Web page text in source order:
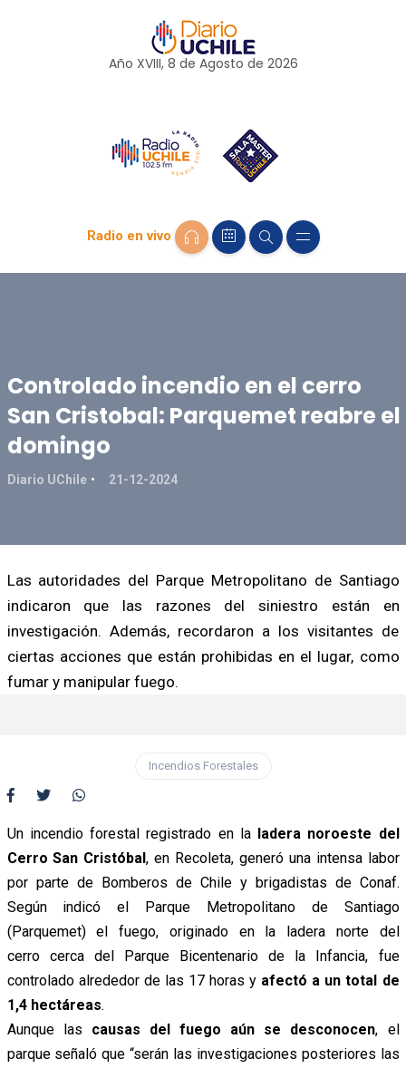
Año XVIII, 8 de Agosto de 2026
Radio en vivo
Controlado incendio en el cerro
San Cristobal: Parquemet reabre el
domingo
Diario UChile 21-12-2024
Las autoridades del Parque Metropolitano de Santiago
indicaron que las razones del siniestro están en
investigación. Además, recordaron a los visitantes de
ciertas acciones que están prohibidas en el lugar, como
fumar y manipular fuego.
Incendios Forestales
Un incendio forestal registrado en la ladera noroeste del
Cerro San Cristóbal, en Recoleta, generó una intensa labor
por parte de Bomberos de Chile y brigadistas de Conaf.
Según indicó el Parque Metropolitano de Santiago
(Parquemet) el fuego, originado en la ladera norte del
cerro cerca del Parque Bicentenario de la Infancia, fue
controlado alrededor de las 17 horas y afectó a un total de
1,4 hectáreas.
Aunque las causas del fuego aún se desconocen, el
parque señaló que “serán las investigaciones posteriores las